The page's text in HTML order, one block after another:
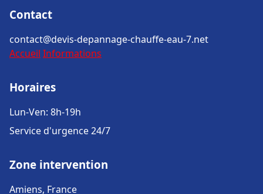
Contact
contact@devis-depannage-chauffe-eau-7.net
Accueil Informations
Horaires
Lun-Ven: 8h-19h
Service d'urgence 24/7
Zone intervention
Amiens, France